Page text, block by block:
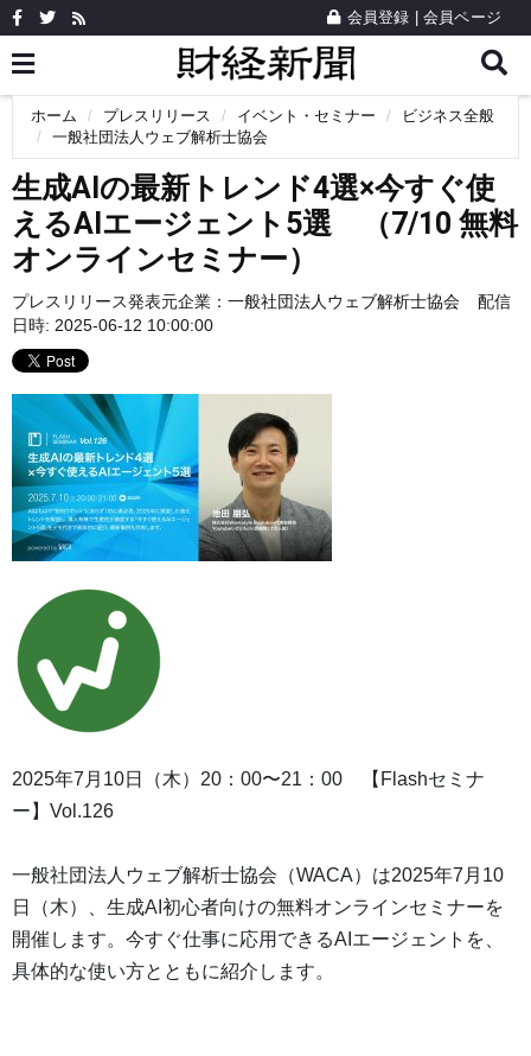
会員登録 会員ページ
ホーム プレスリリース イベント・セミナー
ビジネス全般
一般社団法人ウェブ解析士協会
生成AIの最新トレンド4選×今すぐ使
えるAIエージェント5選 （7/10 無料
オンラインセミナー）
プレスリリース発表元企業： 一般社団法人ウェブ解析士協会
配信
日時: 2025-06-12 10:00:00
2025年7月10日（木）20：00〜21：00 【Flashセミナ
ー】Vol.126
一般社団法人ウェブ解析士協会（WACA）は2025年7月10
日（木）、生成AI初心者向けの無料オンラインセミナーを
開催します。今すぐ仕事に応用できるAIエージェントを、
具体的な使い方とともに紹介します。